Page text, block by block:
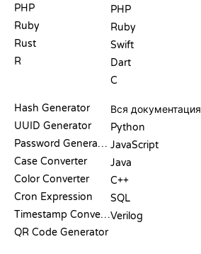
PHP
Ruby
Rust
R
PHP
Ruby
Swift
Dart
C
Hash Generator
UUID Generator
Password Generator
Case Converter
Color Converter
Cron Expression
Timestamp Converter
QR Code Generator
Вся документация
Python
JavaScript
Java
C++
SQL
Verilog